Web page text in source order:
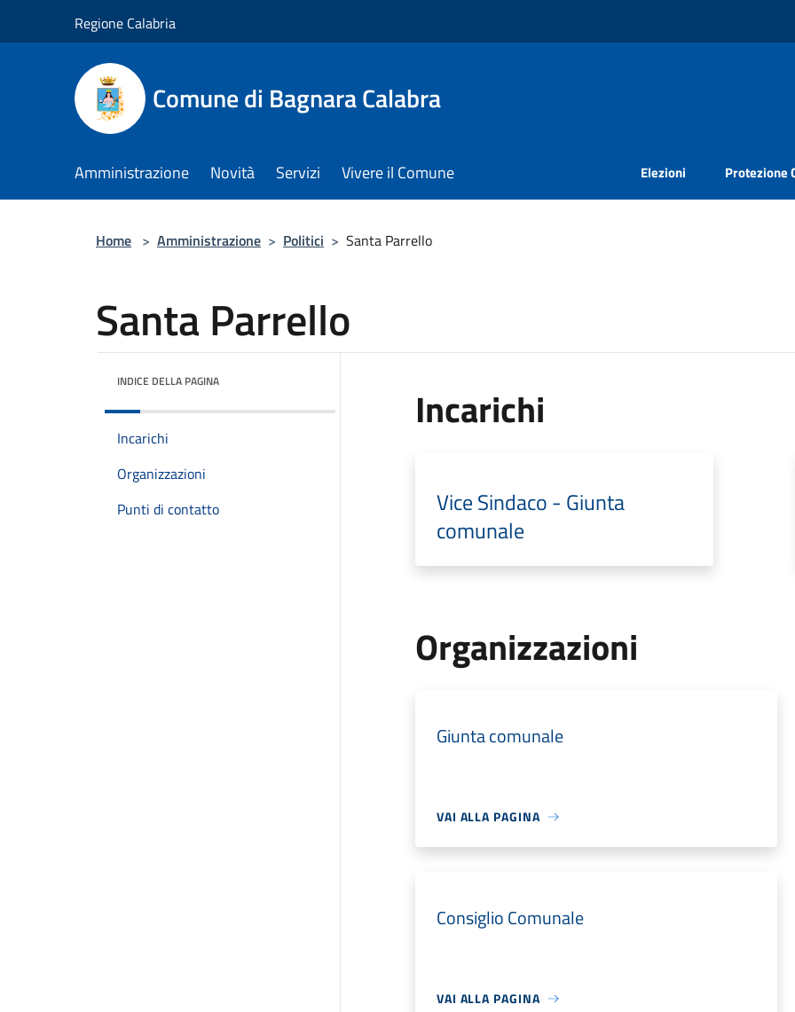
Regione Calabria
Comune di Bagnara Calabra
Amministrazione Novità Servizi Vivere il Comune Elezioni Protezione
Home > Amministrazione > Politici > Santa Parrello
Santa Parrello
INDICE DELLA PAGINA
Incarichi
Organizzazioni
Punti di contatto
Incarichi
Vice Sindaco - Giunta
comunale
Organizzazioni
Giunta comunale
VAI ALLA PAGINA
Consiglio Comunale
VAI ALLA PAGINA